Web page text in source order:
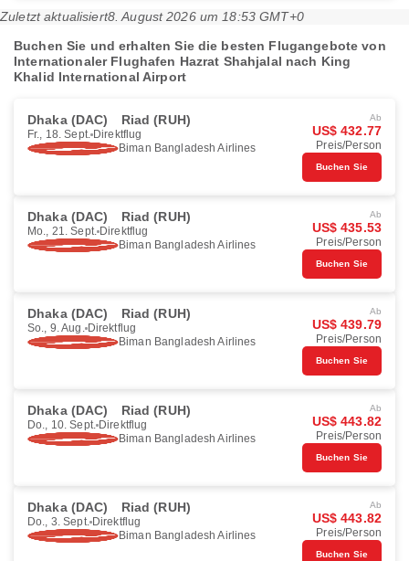
Zuletzt aktualisiert8. August 2026 um 18:53 GMT+0
Buchen Sie und erhalten Sie die besten Flugangebote von
Internationaler Flughafen Hazrat Shahjalal nach King
Khalid International Airport
Dhaka (DAC) Riad (RUH)
Fr., 18. Sept. Direktflug
Biman Bangladesh Airlines
Ab
US$ 432.77
Preis/Person
Buchen Sie
Dhaka (DAC) Riad (RUH)
Mo., 21. Sept. Direktflug
Biman Bangladesh Airlines
Ab
US$ 435.53
Preis/Person
Buchen Sie
Dhaka (DAC) Riad (RUH)
So., 9. Aug. Direktflug
Biman Bangladesh Airlines
Ab
US$ 439.79
Preis/Person
Buchen Sie
Dhaka (DAC) Riad (RUH)
Do., 10. Sept. Direktflug
Biman Bangladesh Airlines
Ab
US$ 443.82
Preis/Person
Buchen Sie
Dhaka (DAC) Riad (RUH)
Do., 3. Sept. Direktflug
Biman Bangladesh Airlines
Ab
US$ 443.82
Preis/Person
Buchen Sie